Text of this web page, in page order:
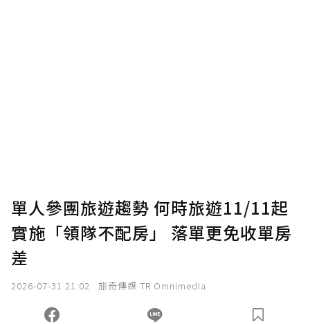
確認送出
您當前剩餘 U 利點數：0點；前往 購買點數
單人參團旅遊趨勢 何時旅遊11/11起
實施「領隊不配房」 落單更免收單房
差
2026-07-31 21:02 旅奇傳媒 TR Omnimedia